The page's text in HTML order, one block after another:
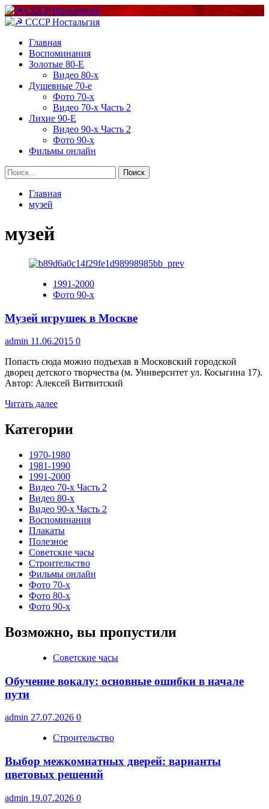
Перейти
к
Основное
Главная
Воспоминания
Золотые 80-Е
Видео 80-х
Душевные 70-е
Фото 70-х
Видео 70-х Часть 2
Лихие 90-Е
Видео 90-х Часть 2
Фото 90-х
Фильмы онлайн
Найти:
Главная
музей
музей
1991-2000
Фото 90-х
Музей игрушек в Москве
admin 11.06.2015 0
Попасть сюда можно подъехав в Московский городской
дворец детского творчества (м. Университет ул. Косыгина 17).
Автор: Алексей Витвитский
Читать далееПрочитать
Музей
в
Москве
Категории
1970-1980
1981-1990
1991-2000
Видео 70-х Часть 2
Видео 80-х
Видео 90-х Часть 2
Воспоминания
Плакаты
Полезное
Советские часы
Строительство
Фильмы онлайн
Фото 70-х
Фото 80-х
Фото 90-х
Возможно, вы пропустили
Советские часы
Обучение вокалу: основные ошибки в начале
пути
admin 27.07.2026 0
Строительство
Выбор межкомнатных дверей: варианты
цветовых решений
admin 19.07.2026 0